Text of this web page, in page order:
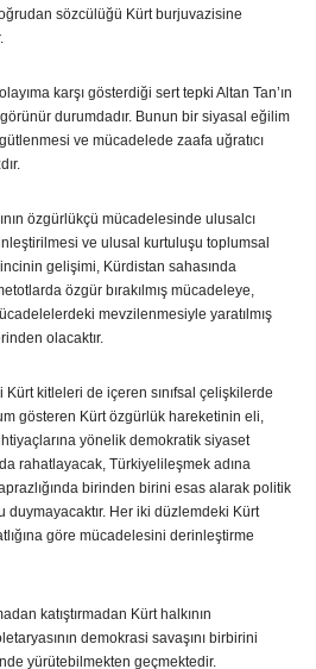
sözcülüğü Kürt burjuvazisine
karşı gösterdiği sert tepki Altan Tan’ın
durumdadır. Bunun bir siyasal eğilim
ve mücadelede zaafa uğratıcı
özgürlükçü mücadelesinde ulusalcı
ve ulusal kurtuluşu toplumsal
gelişimi, Kürdistan sahasında
özgür bırakılmış mücadeleye,
mevzilenmesiyle yaratılmış
olacaktır.
kitleleri de içeren sınıfsal çelişkilerde
gösteren Kürt özgürlük hareketinin eli,
yönelik demokratik siyaset
rahatlayacak, Türkiyelileşmek adına
birinden birini esas alarak politik
Her iki düzlemdeki Kürt
göre mücadelesini derinleştirme
katıştırmadan Kürt halkının
demokrasi savaşını birbirini
yürütebilmekten geçmektedir.